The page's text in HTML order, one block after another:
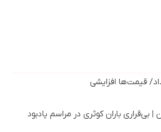
بی‌قراری باران کوثری در مراسم یادبود